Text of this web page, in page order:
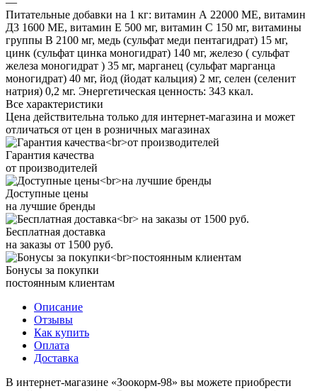
Питательные добавки на 1 кг: витамин А 22000 МЕ, витамин
Д3 1600 МЕ, витамин Е 500 мг, витамин С 150 мг, витамины
группы В 2100 мг, медь (сульфат меди пентагидрат) 15 мг,
цинк (сульфат цинка моногидрат) 140 мг, железо ( сульфат
железа моногидрат ) 35 мг, марганец (сульфат марганца
моногидрат) 40 мг, йод (йодат кальция) 2 мг, селен (селенит
натрия) 0,2 мг. Энергетическая ценность: 343 ккал.
Все характеристики
Цена действительна только для интернет-магазина и может
отличаться от цен в розничных магазинах
Гарантия качества
от производителей
Доступные цены
на лучшие бренды
Бесплатная доставка
на заказы от 1500 руб.
Бонусы за покупки
постоянным клиентам
Описание
Отзывы
Как купить
Оплата
Доставка
В интернет-магазине «Зоокорм-98» вы можете приобрести